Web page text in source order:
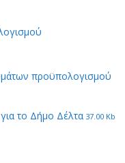
προϋπολογισμού
το Δήμο Δέλτα 37.00 Kb